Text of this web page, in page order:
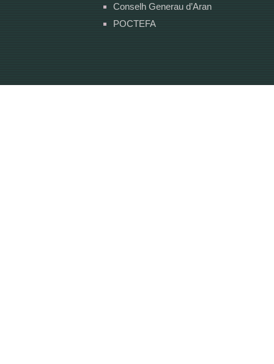
Conselh Generau d’Aran
POCTEFA